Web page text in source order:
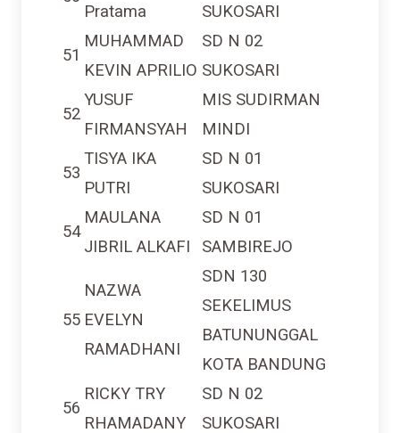
51
MUHAMMAD
KEVIN APRILIO
SD N 02
SUKOSARI
52
YUSUF
FIRMANSYAH
MIS SUDIRMAN
MINDI
53
TISYA IKA
PUTRI
SD N 01
SUKOSARI
54
MAULANA
JIBRIL ALKAFI
SD N 01
SAMBIREJO
55
NAZWA
EVELYN
RAMADHANI
SDN 130
SEKELIMUS
BATUNUNGGAL
KOTA BANDUNG
56
RICKY TRY
RHAMADANY
SD N 02
SUKOSARI